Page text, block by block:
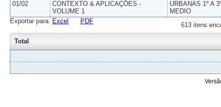
01/02
CONTEXTO & APLICAÇÕES -
VOLUME 1
URBANAS 1º A
MEDIO
613 itens
Exportar para: Excel PDF
Total